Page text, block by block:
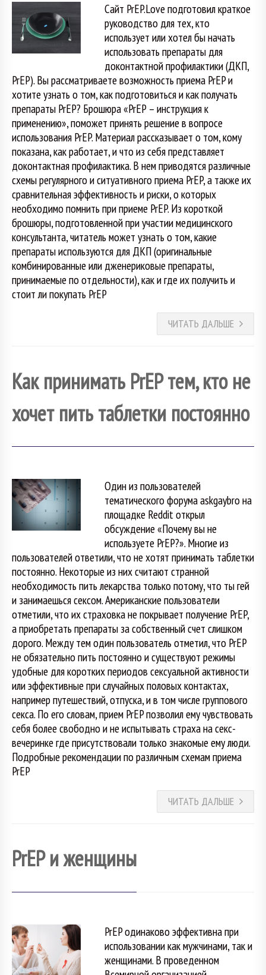
Сайт PrEP.Love подготовил краткое
руководство для тех, кто
использует или хотел бы начать
использовать препараты для
доконтактной профилактики (ДКП,
PrEP). Вы рассматриваете возможность приема PrEP и
хотите узнать о том, как подготовиться и как получать
препараты PrEP? Брошюра «PrEP – инструкция к
применению», поможет принять решение в вопросе
использования PrEP. Материал рассказывает о том, кому
показана, как работает, и что из себя представляет
доконтактная профилактика. В нем приводятся различные
схемы регулярного и ситуативного приема PrEP, а также их
сравнительная эффективность и риски, о которых
необходимо помнить при приеме PrEP. Из короткой
брошюры, подготовленной при участии медицинского
консультанта, читатель может узнать о том, какие
препараты используются для ДКП (оригинальные
комбинированные или дженериковые препараты,
принимаемые по отдельности), как и где их получить и
стоит ли покупать PrEP
ЧИТАТЬ ДАЛЬШЕ
Как принимать PrEP тем, кто не
хочет пить таблетки постоянно
Один из пользователей
тематического форума askgaybro на
площадке Reddit открыл
обсуждение «Почему вы не
используете PrEP?». Многие из
пользователей ответили, что не хотят принимать таблетки
постоянно. Некоторые из них считают странной
необходимость пить лекарства только потому, что ты гей
и занимаешься сексом. Американские пользователи
отметили, что их страховка не покрывает получение PrEP,
а приобретать препараты за собственный счет слишком
дорого. Между тем один пользователь отметил, что PrEP
не обязательно пить постоянно и существуют режимы
удобные для коротких периодов сексуальной активности
или эффективные при случайных половых контактах,
например путешествий, отпуска, и в том числе группового
секса. По его словам, прием PrEP позволил ему чувствовать
себя более свободно и не испытывать страха на секс-
вечеринке где присутствовали только знакомые ему люди.
Подробные рекомендации по различным схемам приема
PrEP
ЧИТАТЬ ДАЛЬШЕ
PrEP и женщины
PrEP одинаково эффективна при
использовании как мужчинами, так и
женщинами. В проведенном